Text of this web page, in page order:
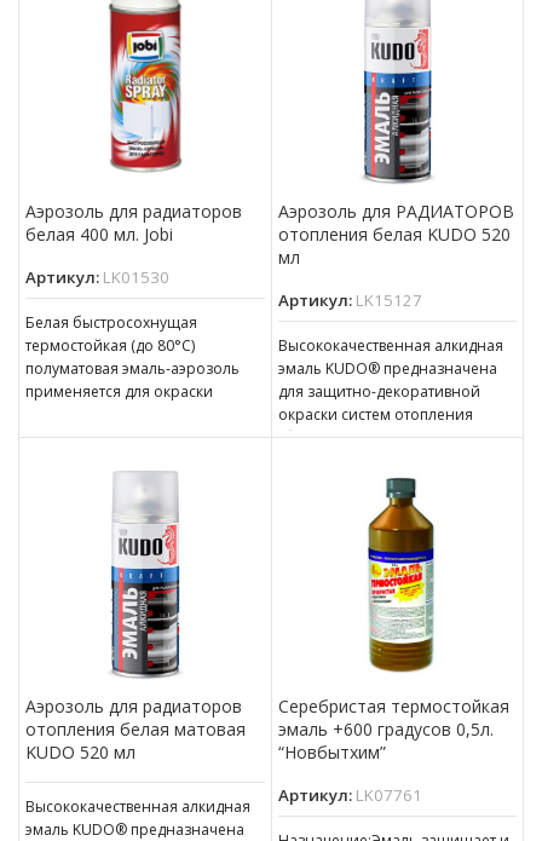
Аэрозоль для радиаторов
белая 400 мл. Jobi
Артикул: LK01530
Белая быстросохнущая
термостойкая (до 80°С)
полуматовая эмаль-аэрозоль
применяется для окраски
и других отопительных
ОСОБЕННОСТИ Для
Аэрозоль для РАДИАТОРОВ
отопления белая KUDO 520
мл
Артикул: LK15127
Высококачественная алкидная
эмаль KUDO® предназначена
для защитно-декоративной
окраски систем отопления
(батарей, радиаторов,
водоснабжения). Эмаль быстро
высыхает, обладает высокой
укрывающей способностью,
превосходно
Аэрозоль для радиаторов
отопления белая матовая
KUDO 520 мл
Высококачественная алкидная
эмаль KUDO® предназначена
Серебристая термостойкая
эмаль +600 градусов 0,5л.
“Новбытхим”
Артикул: LK07761